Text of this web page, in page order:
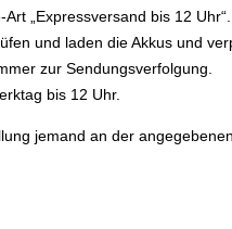
„Expressversand bis 12 Uhr“.
und laden die Akkus und
zur Sendungsverfolgung.
bis 12 Uhr.
jemand an der